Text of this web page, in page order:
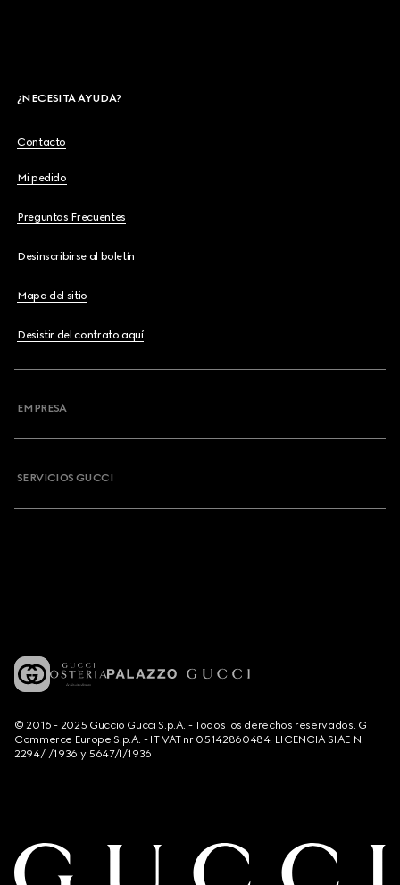
¿NECESITA AYUDA?
Contacto
Mi pedido
Preguntas Frecuentes
Desinscribirse al boletín
Mapa del sitio
Desistir del contrato aquí
EMPRESA
SERVICIOS GUCCI
© 2016 - 2025 Guccio Gucci S.p.A. - Todos los derechos reservados. G
Commerce Europe S.p.A. - IT VAT nr 05142860484. LICENCIA SIAE N.
2294/I/1936 y 5647/I/1936